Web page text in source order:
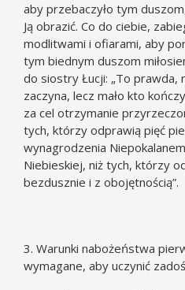
aby przebaczyło tym
Ją obrazić. Co do ciebie,
modlitwami i ofiarami, aby
tym biednym duszom
do siostry Łucji: „To prawda,
zaczyna, lecz mało kto
za cel otrzymanie
tych, którzy odprawią pięć
wynagrodzenia
Niebieskiej, niż tych, którzy
bezdusznie i z obojętnością”.
3. Warunki nabożeństwa
wymagane, aby uczynić